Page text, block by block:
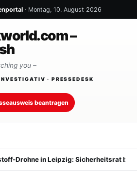
· Montag, 10. August 2026
–
you –
· PRESSEDESK
beantragen
Drohne in Leipzig: Sicherheitsrat